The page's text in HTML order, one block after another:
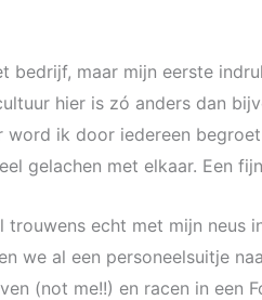
bedrijf, maar mijn eerste
hier is zó anders dan
ik door iedereen
gelachen met elkaar. Een
trouwens echt met mijn neus
we al een personeelsuitje
(not me!!) en racen in een